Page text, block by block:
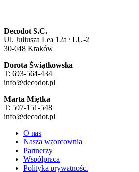
Decodot S.C.
Ul. Juliusza Lea 12a / LU-2
30-048 Kraków
Dorota Świątkowska
T: 693-564-434
info@decodot.pl
Marta Miętka
T: 507-151-548
info@decodot.pl
O nas
Nasza wzorcownia
Partnerzy
Współpraca
Polityka prywatności